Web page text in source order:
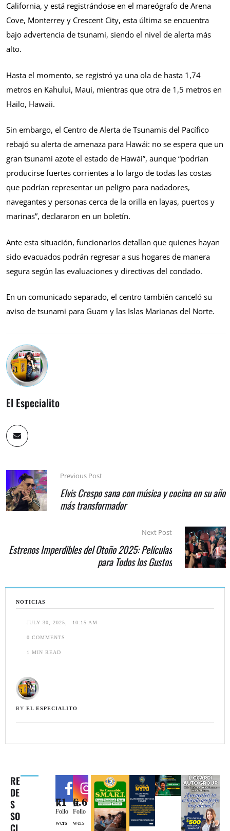
NOTICIAS
JULY 30, 2025 10:15 AM
0 COMMENTS
1 MIN READ
BY EL ESPECIALITO
RE
DE
S
SO
CI
71k
Follo
wers
6.6k
Follo
wers
California, y está registrándose en el mareógrafo de Arena
Cove, Monterrey y Crescent City, esta última se encuentra
bajo advertencia de tsunami, siendo el nivel de alerta más
alto.
Hasta el momento, se registró ya una ola de hasta 1,74
metros en Kahului, Maui, mientras que otra de 1,5 metros en
Hailo, Hawaii.
Sin embargo, el Centro de Alerta de Tsunamis del Pacífico
rebajó su alerta de amenaza para Hawái: no se espera que un
gran tsunami azote el estado de Hawái”, aunque “podrían
producirse fuertes corrientes a lo largo de todas las costas
que podrían representar un peligro para nadadores,
navegantes y personas cerca de la orilla en layas, puertos y
marinas”, declararon en un boletín.
Ante esta situación, funcionarios detallan que quienes hayan
sido evacuados podrán regresar a sus hogares de manera
segura según las evaluaciones y directivas del condado.
En un comunicado separado, el centro también canceló su
aviso de tsunami para Guam y las Islas Marianas del Norte.
El Especialito
Previous Post
Elvis Crespo sana con música y cocina en su año
más transformador
Next Post
Estrenos Imperdibles del Otoño 2025: Películas
para Todos los Gustos